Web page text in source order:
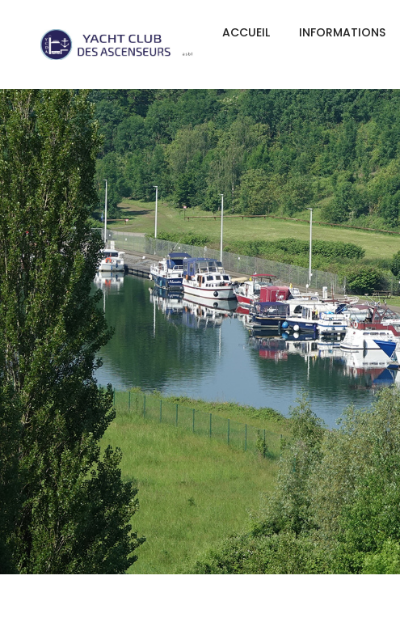
ACCUEIL INFORMATIONS